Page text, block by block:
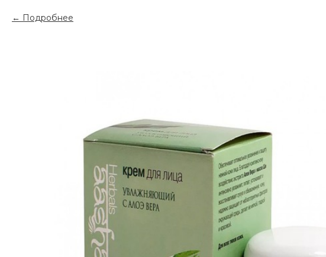
Подробнее